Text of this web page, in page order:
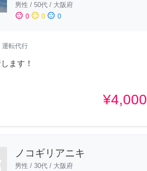
男性 / 50代 / 大阪府
sentiment_satisfied 0 sentiment_neutral 0 sentiment_dissatisfied 0
運転代行
ます！
¥4,000
ノコギリアニキ
男性 / 30代 / 大阪府